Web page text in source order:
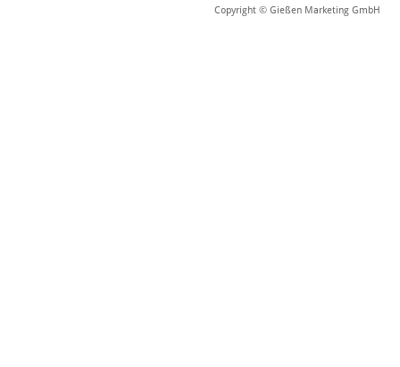
Copyright © Gießen Marketing GmbH